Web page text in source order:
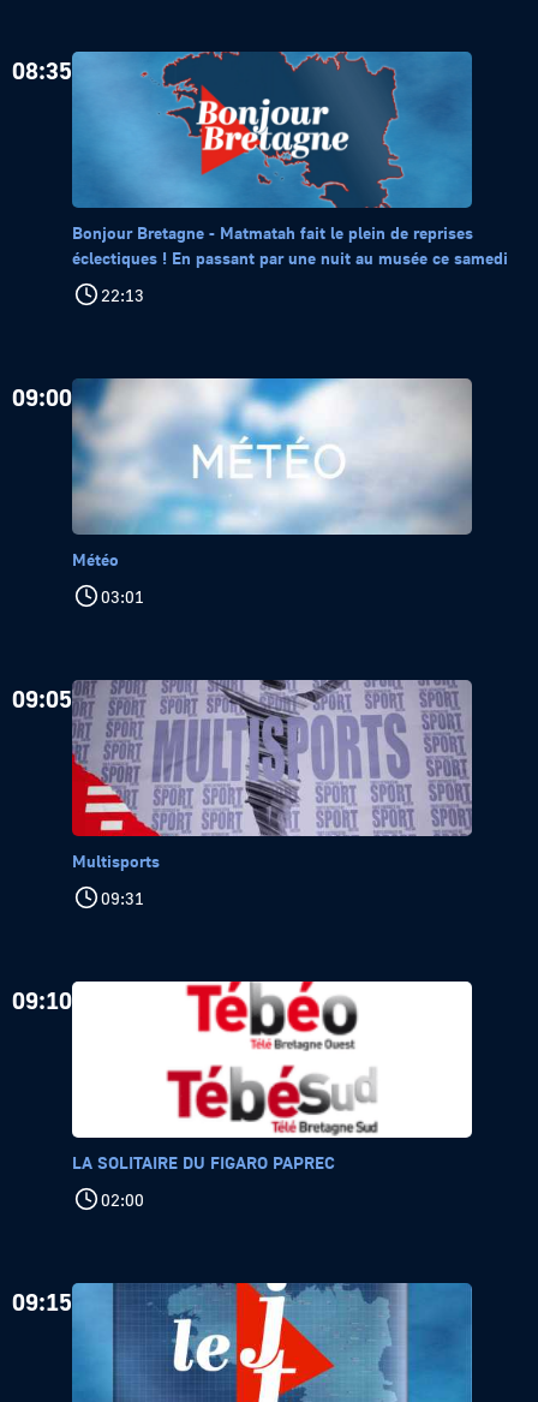
08:35
Bonjour Bretagne - Matmatah fait le plein de reprises
éclectiques ! En passant par une nuit au musée ce samedi
22:13
09:00
Météo
03:01
09:05
Multisports
09:31
09:10
LA SOLITAIRE DU FIGARO PAPREC
02:00
09:15